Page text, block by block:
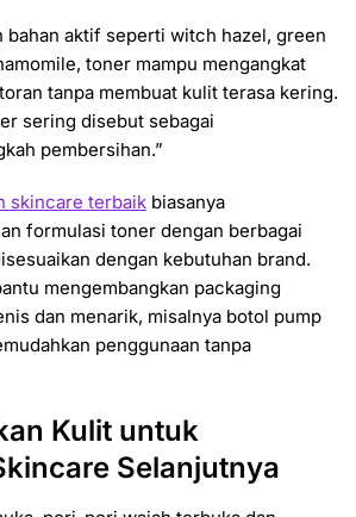
bahan aktif seperti witch hazel, green
toner mampu mengangkat
tanpa membuat kulit terasa kering.
sering disebut sebagai
pembersihan.”
skincare terbaik biasanya
formulasi toner dengan berbagai
dengan kebutuhan brand.
mengembangkan packaging
dan menarik, misalnya botol pump
penggunaan tanpa
Kulit untuk
Selanjutnya